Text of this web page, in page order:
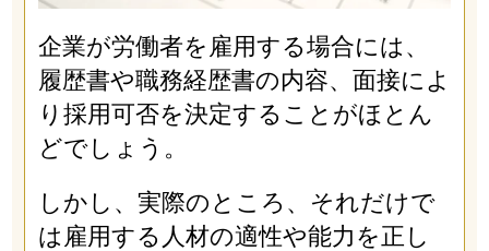
企業が労働者を雇用する場合には、
履歴書や職務経歴書の内容、面接によ
り採用可否を決定することがほとん
どでしょう。
しかし、実際のところ、それだけで
は雇用する人材の適性や能力を正し